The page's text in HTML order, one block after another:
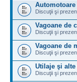
Discuţii şi
Vagoane de
Discuţii şi
Vagoane de
Discuţii şi
Utilaje şi
Discuţii şi